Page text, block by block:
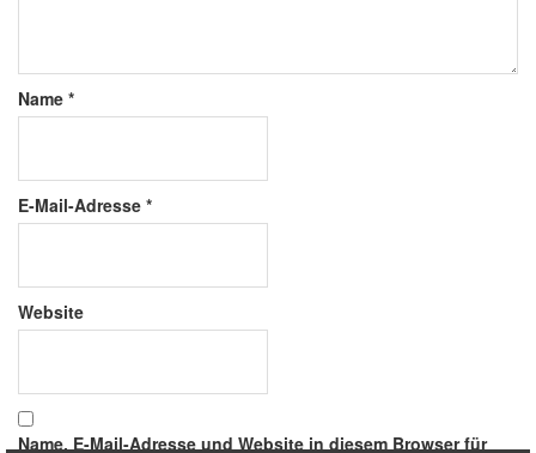
Name *
E-Mail-Adresse *
Website
Name, E-Mail-Adresse und Website in diesem Browser für